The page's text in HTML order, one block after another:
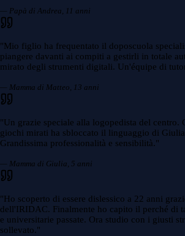
— Papà di Andrea, 11 anni
"Mio figlio ha frequentato il doposcuola
piangere davanti ai compiti a gestirli in totale
mirato degli strumenti digitali. Un'équipe di
— Mamma di Matteo, 13 anni
"Un grazie speciale alla logopedista del centro.
giochi mirati ha sbloccato il linguaggio di
Grandissima professionalità e sensibilità."
— Mamma di Giulia, 5 anni
"Ho scoperto di essere dislessico a 22 anni
dell'IRIDAC. Finalmente ho capito il perché di
e universitarie passate. Ora studio con i giusti
sollevato."